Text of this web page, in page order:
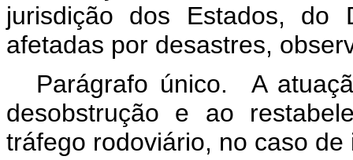
jurisdição dos Estados, do
afetadas por desastres,
Parágrafo único. A
desobstrução e ao
tráfego rodoviário, no caso